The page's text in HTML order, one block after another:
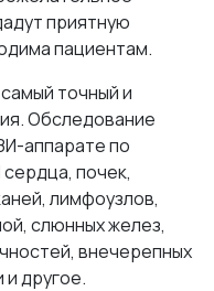
приятную
пациентам.
точный и
Обследование
аппарате по
почек,
лимфоузлов,
слюнных желез,
внечерепных
другое.